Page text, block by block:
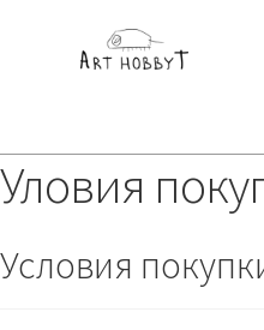
Уловия
Условия